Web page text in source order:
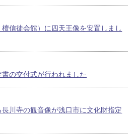
信徒会館）に四天王像を安置しまし
の交付式が行われました
川寺の観音像が浅口市に文化財指定